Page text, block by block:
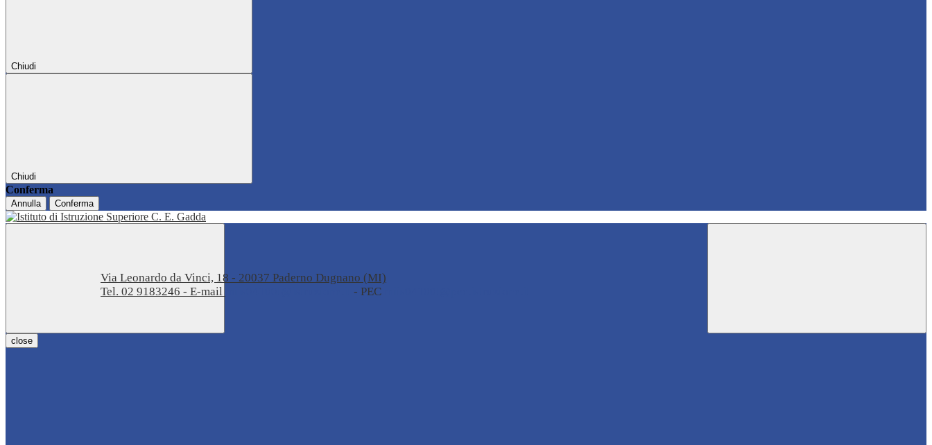
Chiudi
Chiudi
Conferma
Annulla Conferma
Via Leonardo da Vinci, 18 - 20037 Paderno Dugnano (MI)
Tel. 02 9183246 - E-mail
- PEC
close